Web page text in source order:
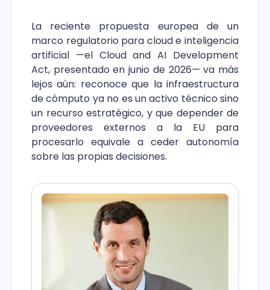
La reciente propuesta europea de un
marco regulatorio para cloud e inteligencia
artificial —el Cloud and AI Development
Act, presentado en junio de 2026— va más
lejos aún: reconoce que la infraestructura
de cómputo ya no es un activo técnico sino
un recurso estratégico, y que depender de
proveedores externos a la EU para
procesarlo equivale a ceder autonomía
sobre las propias decisiones.